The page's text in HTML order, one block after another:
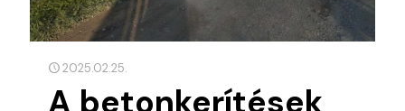
2025.02.25.
A betonkerítések